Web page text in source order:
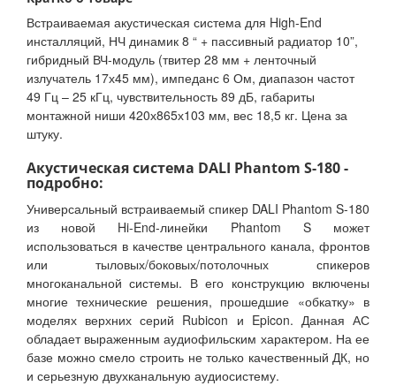
Встраиваемая акустическая система для High-End
инсталляций, НЧ динамик 8 “ + пассивный радиатор 10”,
гибридный ВЧ-модуль (твитер 28 мм + ленточный
излучатель 17х45 мм), импеданс 6 Ом, диапазон частот
49 Гц – 25 кГц, чувствительность 89 дБ, габариты
монтажной ниши 420х865х103 мм, вес 18,5 кг. Цена за
штуку.
Акустическая система DALI Phantom S-180 -
подробно:
Универсальный встраиваемый спикер DALI Phantom S-180
из новой Hi-End-линейки Phantom S может
использоваться в качестве центрального канала, фронтов
или тыловых/боковых/потолочных спикеров
многоканальной системы. В его конструкцию включены
многие технические решения, прошедшие «обкатку» в
моделях верхних серий Rubicon и Epicon. Данная АС
обладает выраженным аудиофильским характером. На ее
базе можно смело строить не только качественный ДК, но
и серьезную двухканальную аудиосистему.